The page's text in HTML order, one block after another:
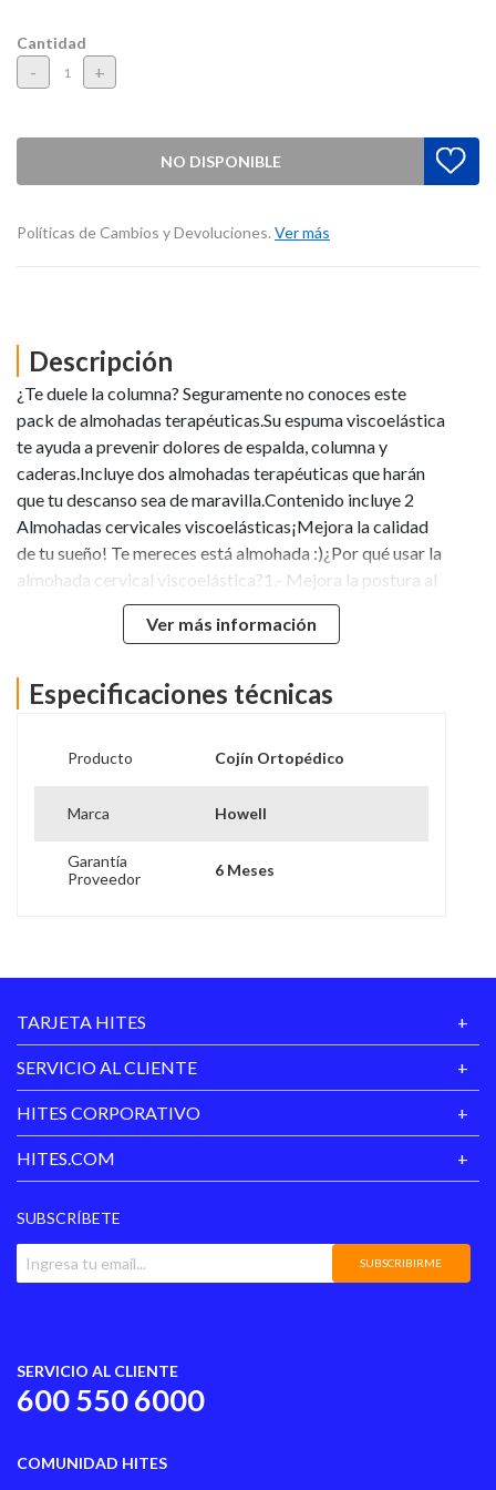
Cantidad
- +
NO DISPONIBLE
Políticas de Cambios y Devoluciones. Ver más
Descripción
¿Te duele la columna? Seguramente no conoces este
pack de almohadas terapéuticas.Su espuma viscoelástica
te ayuda a prevenir dolores de espalda, columna y
caderas.Incluye dos almohadas terapéuticas que harán
que tu descanso sea de maravilla.Contenido incluye 2
Almohadas cervicales viscoelásticas¡Mejora la calidad
de tu sueño! Te mereces está almohada :)¿Por qué usar la
almohada cervical viscoelástica?1.- Mejora la postura al
momento de dormir2.- Previene el dolor de cuello
(tortícolis) y espalda3.- Se adapta a tu anatomía, por lo
Espuma viscoelástica con memoriaDimensiones
aproximadas: 50 cm x 20 cm x 10 cmAnti
Ver más información
Especificaciones técnicas
Producto Cojín Ortopédico
Marca Howell
Garantía
Proveedor
6 Meses
TARJETA HITES
SERVICIO AL CLIENTE
HITES CORPORATIVO
HITES.COM
SUBSCRÍBETE
SUBSCRIBIRME
SERVICIO AL CLIENTE
600 550 6000
COMUNIDAD HITES